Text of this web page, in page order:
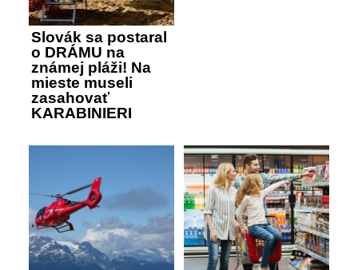
Slovák sa postaral
o DRÁMU na
známej pláži! Na
mieste museli
zasahovať
KARABINIERI